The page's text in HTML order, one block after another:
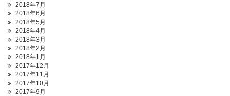
2018年7月
2018年6月
2018年5月
2018年4月
2018年3月
2018年2月
2018年1月
2017年12月
2017年11月
2017年10月
2017年9月